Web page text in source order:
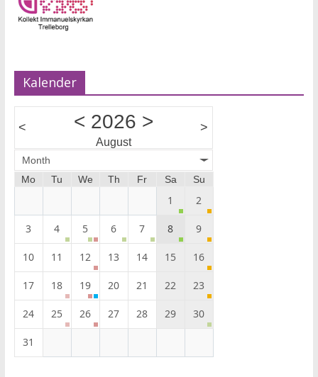
Kalender
< < 2026 >
August
>
Month
Mo
Tu We Th Fr Sa Su
1 2
3 4 5 6 7 8 9
10 11 12 13 14 15 16
17 18 19 20 21 22 23
24 25 26 27 28 29 30
31